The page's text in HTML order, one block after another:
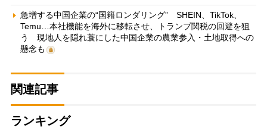
急増する中国企業の“国籍ロンダリング” SHEIN、TikTok、
Temu…本社機能を海外に移転させ、トランプ関税の回避を狙
う 現地人を隠れ蓑にした中国企業の農業参入・土地取得への
懸念も
関連記事
ランキング